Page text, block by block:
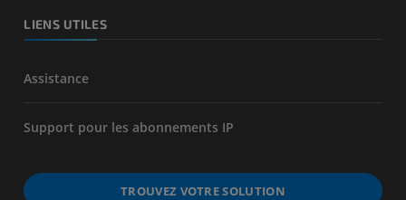
LIENS UTILES
Assistance
Support pour les abonnements IP
TROUVEZ VOTRE SOLUTION